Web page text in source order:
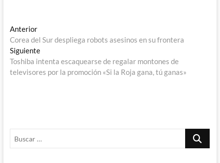
Navegación
de
entradas
AnteriorEntrada
anterior:
Corea del Sur despliega robots asesinos en su frontera
SiguienteEntrada
siguiente:
Toshiba intenta escaquearse de regalar montones de
televisores por la promoción «Si la Roja gana, tú ganas»
Buscar